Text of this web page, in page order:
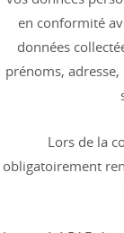
en conformité
données
prénoms,
Lors de la
obligatoirement